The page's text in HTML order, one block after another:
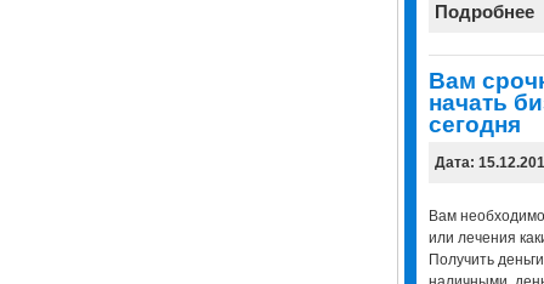
Подробнее
Вам
начать
сегодня
Дата:
Вам
или лечения
Получить